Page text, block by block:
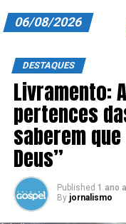
ANUNCIE CONOSCO
ASSINE
CARRINHO
EDITORIAL
ENTREVISTAS
06/08/2026
DESTAQUES
Livramento:
pertences
saberem
Deus”
Published 1 ano
By jornalismo